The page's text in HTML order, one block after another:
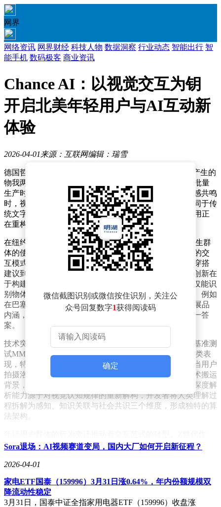
网界
网络资讯 网界财经 科技人物 数据洞察 行业动态 智能出行 智
能手机 数码极客 商业资讯
Chance AI：以视觉交互为钥
开启北美年轻用户与AI互动新
体验
2026-04-01 来源：互联网编辑：瑞雪
德国哲学家本雅明曾用“灵韵降临”形容夏日凝视远山时产生的
物我两忘体验，这种人类独有的审美感知，在AI主导的批量
生产时代显得愈发珍贵。当技术试图复刻这种细腻的情感共鸣
时，视觉交互正成为突破人机协作瓶颈的关键路径。不同于传
统文字交互的局限性，以图像识别为核心的新一代AI应用正
在重构人与技术的对话方式。
在纽约大学校园里，一款名为Chance AI的应用正引发学生群
体的使用热潮。这款工具突破了传统AI产品依赖输入框的交
互模式，用户只需拍摄照片即可触发AI的深度解析。从穿搭
建议到艺术鉴赏，从植物识别到宠物行为解读，其核心创新在
于构建了“视觉代理”系统——通过实时图像分析，AI不仅能识
别物体表面特征，更能解读背后的文化语境与社会意义。例如
在巴塞尔艺术周现场，观众通过实时交互模式与AI探讨展品
内涵，系统能持续推演画面中的隐喻关系，而非给出单一答
案。
技术突破为这种交互革新提供了支撑。在严苛的多模态基准测
试MMMMU-Pro中，Chance AI以86.07%的准确率超越人类表
现，特别是在艺术理解与跨语境解释任务中展现优势。当用户
拍摄洛杉矶市中心的某块岩石时，系统不仅能识别其艺术搬运
背景，更能分析出作品映射的美国社会阶级矛盾。这种深度解
析能力源于对视觉认知规律的重新解构，开发者将人类理解过
程拆解为感知、知识关联与社会共识三个维度，形成独特的算
法架构。
为“视觉原住民”，其认知模式更依赖图像直觉而非语言逻辑。
交互在18-25岁用户中的增长率达其他年龄段的2.3倍。Chance
AI创始人曾熙指出，传统对话式AI擅长语言生成，却忽视了
人类70%的信息接收来自视觉通道的现实。这种认知偏差导致
技术难以真正参与现实世界的意义构建。
微信截图识别或微信按住识别，关注公
众号回复数字1获得阅读码
确定
Sora退场：AI视频赛道变局，国内大厂如何开启新征程？
2026-04-01
家电ETF国泰（159996）3月31日涨0.64%，年内份额规模双
降流动性稳定
3月31日，国泰中证全指家用电器ETF（159996）收盘涨